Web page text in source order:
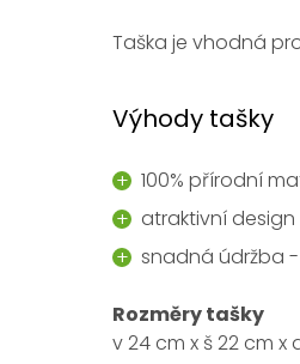
Taška je vhodná
Výhody tašky
100% přírodní
atraktivní design
snadná údržba
Rozměry tašky
v 24 cm x š 22 cm x